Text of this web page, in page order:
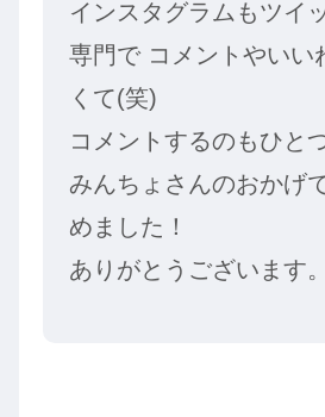
インスタグラムもツイ
専門で コメントやいい
くて(笑)
コメントするのもひと
みんちょさんのおかげ
めました！
ありがとうございます。